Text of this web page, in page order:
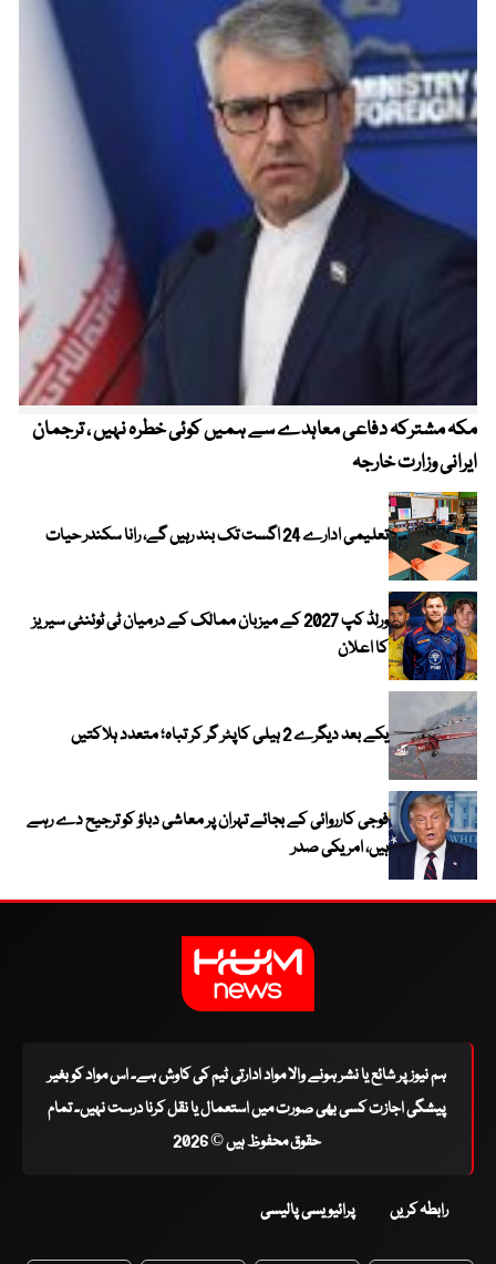
مکہ مشترکہ دفاعی معاہدے سے ہمیں کوئی خطرہ نہیں ، ترجمان
ایرانی وزارت خارجہ
تعلیمی ادارے 24 اگست تک بند رہیں گے، رانا سکندر حیات
ورلڈ کپ 2027 کے میزبان ممالک کے درمیان ٹی ٹوئنٹی سیریز
کا اعلان
یکے بعد دیگرے 2 ہیلی کاپٹر گر کر تباہ؛ متعدد ہلاکتیں
فوجی کارروائی کے بجائے تہران پر معاشی دباؤ کو ترجیح دے رہے
ہیں، امریکی صدر
ہم نیوز پر شائع یا نشر ہونے والا مواد ادارتی ٹیم کی کاوش ہے۔ اس مواد کو بغیر
پیشگی اجازت کسی بھی صورت میں استعمال یا نقل کرنا درست نہیں۔ تمام
حقوق محفوظ ہیں © 2026
رابطہ کریں پرائیویسی پالیسی